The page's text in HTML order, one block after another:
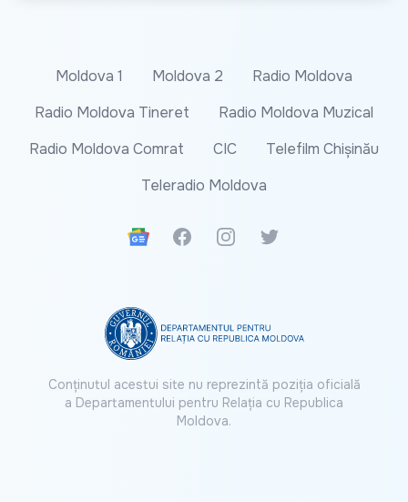
Moldova 1 Moldova 2
Radio Moldova
Radio Moldova Tineret
Radio Moldova Muzical
Radio Moldova Comrat
CIC
Telefilm Chișinău
Teleradio Moldova
Google News
FacebookInstagramTwitter
Conținutul acestui site nu reprezintă poziția oficială
a Departamentului pentru Relația cu Republica
Moldova.